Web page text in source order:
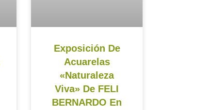
Exposición De
Acuarelas
«Naturaleza
Viva» De FELI
BERNARDO En